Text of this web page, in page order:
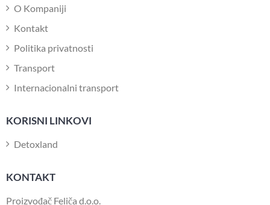
O Kompaniji
Kontakt
Politika privatnosti
Transport
Internacionalni transport
KORISNI LINKOVI
Detoxland
KONTAKT
Proizvođač Feliča d.o.o.